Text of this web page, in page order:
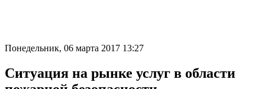
Понедельник, 06 марта 2017 13:27
Ситуация на рынке услуг в области